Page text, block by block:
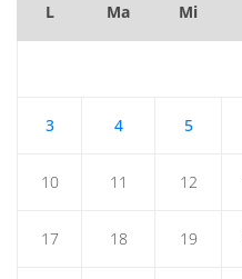
L Ma Mi
3 4 5
10 11 12
17 18 19